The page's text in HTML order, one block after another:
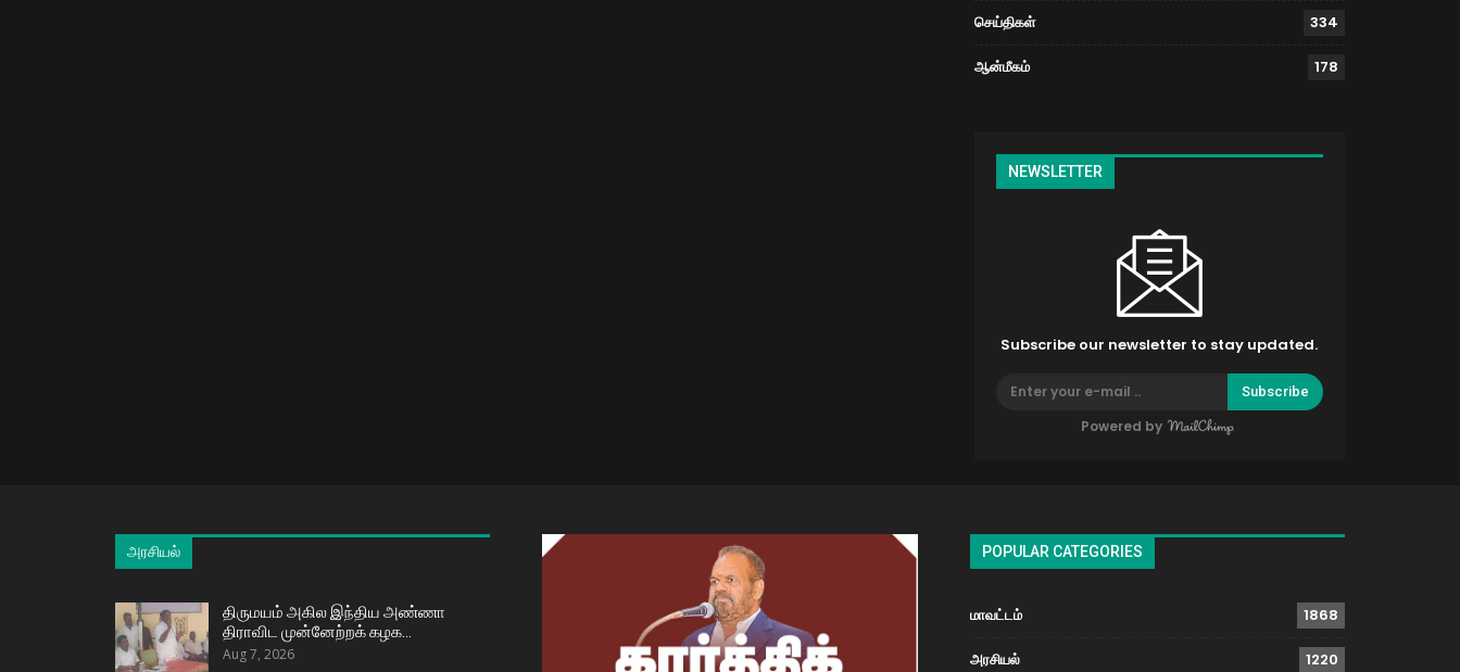
செய்திகள் 334
ஆன்மீகம் 178
NEWSLETTER
Subscribe our newsletter to stay updated.
Subscribe
Powered by
அரசியல்
திருமயம் அகில இந்திய அண்ணா
திராவிட முன்னேற்றக் கழக…
Aug 7, 2026
POPULAR CATEGORIES
மாவட்டம் 1868
அரசியல் 1220